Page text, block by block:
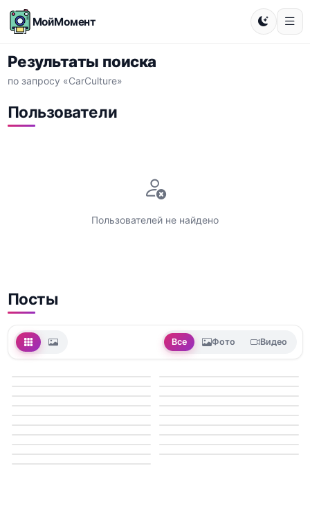
МойМомент
Результаты поиска
по запросу «CarCulture»
Пользователи
Пользователей не найдено
Посты
Все Фото Видео